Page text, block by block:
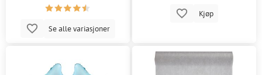
Se alle variasjoner
Kjøp